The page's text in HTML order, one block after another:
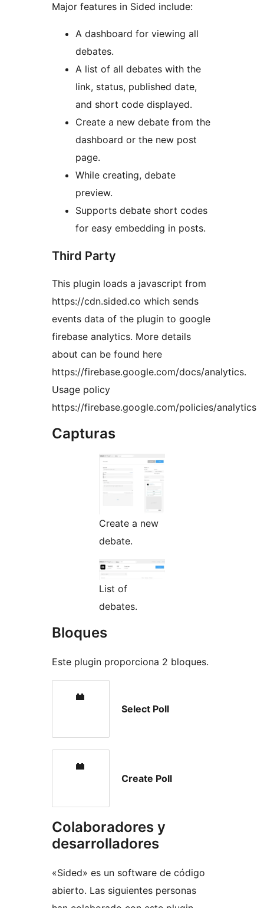
Major features in Sided include:
A dashboard for viewing all
debates.
A list of all debates with the
link, status, published date,
and short code displayed.
Create a new debate from the
dashboard or the new post
page.
While creating, debate
preview.
Supports debate short codes
for easy embedding in posts.
Third Party
This plugin loads a javascript from
https://cdn.sided.co which sends
events data of the plugin to google
firebase analytics. More details
about can be found here
https://firebase.google.com/docs/analytics.
Usage policy
https://firebase.google.com/policies/analytics
Capturas
Create a new
debate.
List of
debates.
Bloques
Este plugin proporciona 2 bloques.
Select Poll
Create Poll
Colaboradores y
desarrolladores
«Sided» es un software de código
abierto. Las siguientes personas